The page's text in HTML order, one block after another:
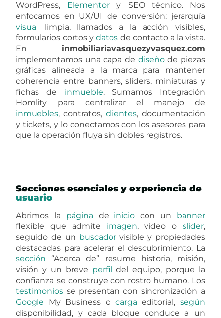
WordPress, Elementor y SEO técnico. Nos
enfocamos en UX/UI de conversión: jerarquía
visual
limpia, llamados a la acción visibles,
formularios cortos ydatos de contacto a la vista.
En inmobiliariavasquezyvasquez.com
implementamos una capa de diseñode piezas
gráficas alineada a la marca para mantener
coherencia entre banners, sliders, miniaturas y
fichas de inmueble. Sumamos Integración
Homlity para centralizar el manejo de
inmuebles, contratos, clientes, documentación
y tickets, y lo conectamos con los asesores para
que la operación fluya sin dobles registros.
Secciones esenciales y experiencia de
usuario
Abrimos la página de inicio con un banner
flexible que admite imagen, video o slider,
seguido de un buscadorvisible y propiedades
destacadas para acelerar el descubrimiento. La
sección “Acerca de” resume historia, misión,
visión y un breve perfil del equipo, porque la
confianza se construye con rostro humano. Los
testimonios se presentan con sincronización a
Google My Business o carga editorial, según
disponibilidad, y cada bloque conduce a un